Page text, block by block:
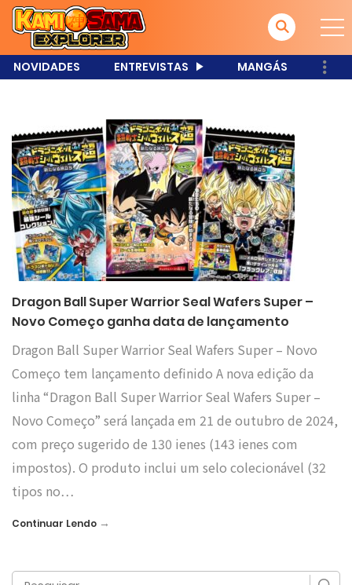
NOVIDADES ENTREVISTAS MANGÁS
Dragon Ball Super Warrior Seal Wafers Super –
Novo Começo ganha data de lançamento
Dragon Ball Super Warrior Seal Wafers Super – Novo
Começo tem lançamento definido A nova edição da
linha “Dragon Ball Super Warrior Seal Wafers Super –
Novo Começo” será lançada em 21 de outubro de 2024,
com preço sugerido de 130 ienes (143 ienes com
impostos). O produto inclui um selo colecionável (32
tipos no…
Continuar Lendo →